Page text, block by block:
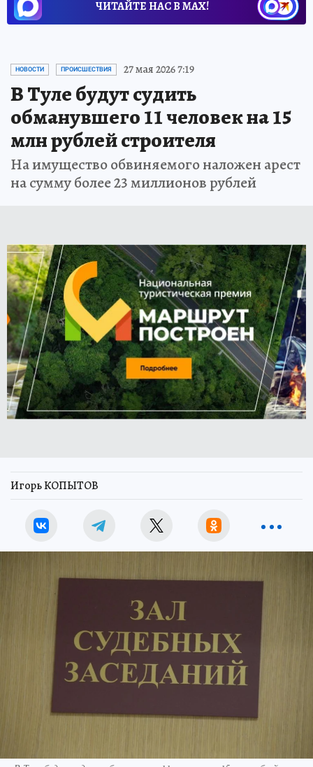
ЧИТАЙТЕ НАС В МАХ!
НОВОСТИ ПРОИСШЕСТВИЯ 27 мая 2026 7:19
В Туле будут судить
обманувшего 11 человек на 15
млн рублей строителя
На имущество обвиняемого наложен арест
на сумму более 23 миллионов рублей
Игорь КОПЫТОВ